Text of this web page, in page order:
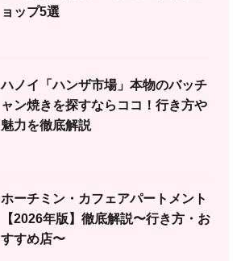
ョップ5選
ハノイ「ハンザ市場」本物のバッチ
ャン焼きを探すならココ！行き方や
魅力を徹底解説
ホーチミン・カフェアパートメント
【2026年版】徹底解説〜行き方・お
すすめ店〜